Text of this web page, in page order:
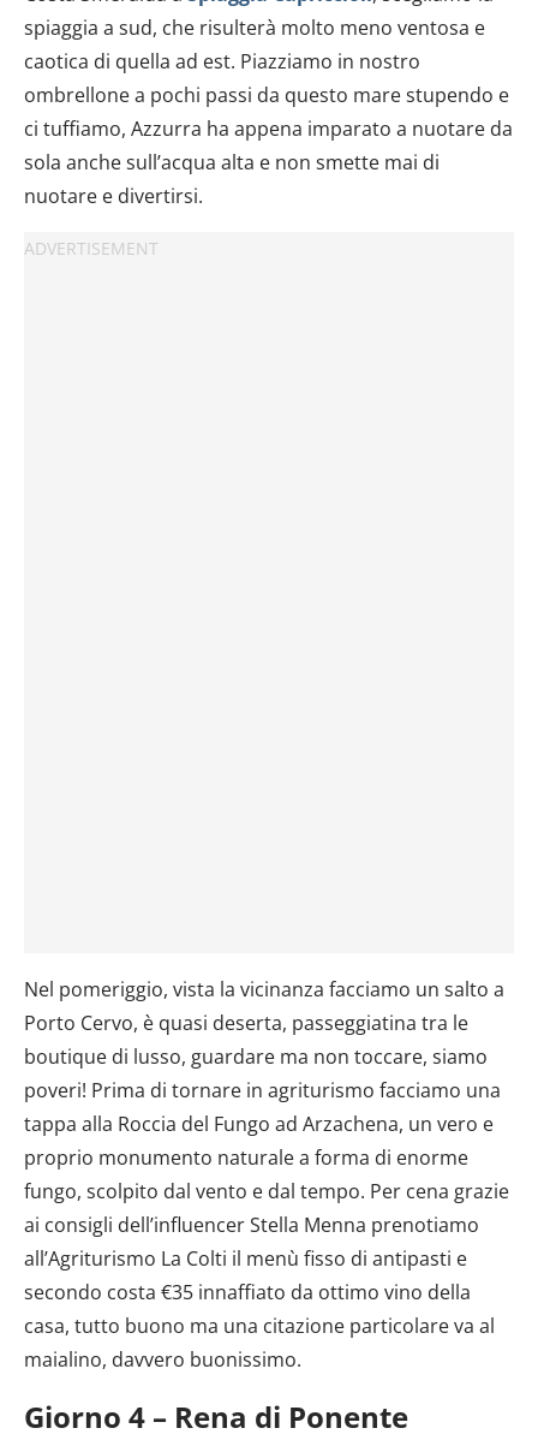
spiaggia a sud, che risulterà molto meno ventosa e
caotica di quella ad est. Piazziamo in nostro
ombrellone a pochi passi da questo mare stupendo e
ci tuffiamo, Azzurra ha appena imparato a nuotare da
sola anche sull’acqua alta e non smette mai di
nuotare e divertirsi.
Nel pomeriggio, vista la vicinanza facciamo un salto a
Porto Cervo, è quasi deserta, passeggiatina tra le
boutique di lusso, guardare ma non toccare, siamo
poveri! Prima di tornare in agriturismo facciamo una
tappa alla Roccia del Fungo ad Arzachena, un vero e
proprio monumento naturale a forma di enorme
fungo, scolpito dal vento e dal tempo. Per cena grazie
ai consigli dell’influencer Stella Menna prenotiamo
all’Agriturismo La Colti il menù fisso di antipasti e
secondo costa €35 innaffiato da ottimo vino della
casa, tutto buono ma una citazione particolare va al
maialino, davvero buonissimo.
Giorno 4 – Rena di Ponente